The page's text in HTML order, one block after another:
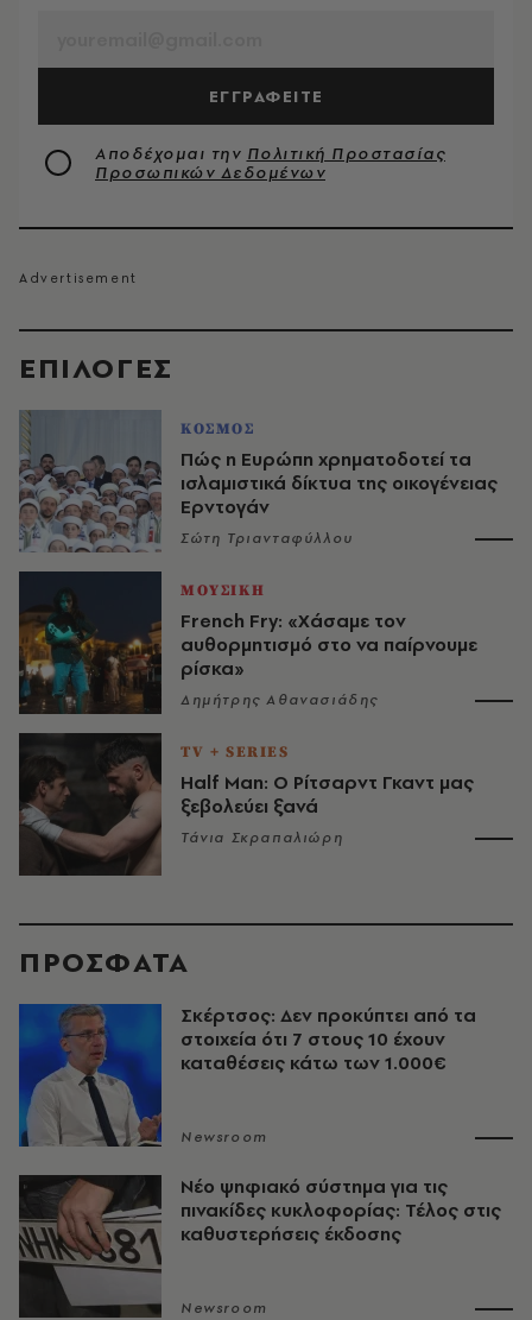
EΠΙΛΟΓΈΣ
ΚΟΣΜΟΣ
Πώς η Ευρώπη χρηματοδοτεί τα
ισλαμιστικά δίκτυα της οικογένειας
Ερντογάν
Σώτη Τριανταφύλλου
ΜΟΥΣΙΚΗ
French Fry: «Χάσαμε τον
αυθορμητισμό στο να παίρνουμε
ρίσκα»
Δημήτρης Αθανασιάδης
TV + SERIES
Half Man: Ο Ρίτσαρντ Γκαντ μας
ξεβολεύει ξανά
Τάνια Σκραπαλιώρη
ΕΓΓΡΑΦΕΙΤΕ
Αποδέχομαι την Πολιτική Προστασίας
Προσωπικών Δεδομένων
ΠΡΟΣΦΑΤΑ
Σκέρτσος: Δεν προκύπτει από τα
στοιχεία ότι 7 στους 10 έχουν
καταθέσεις κάτω των 1.000€
Newsroom
Νέο ψηφιακό σύστημα για τις
πινακίδες κυκλοφορίας: Τέλος στις
καθυστερήσεις έκδοσης
Newsroom